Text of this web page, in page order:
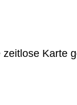
Karte